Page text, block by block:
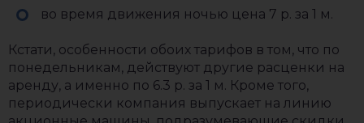
во время движения ночью цена 7 р. за 1 м.
Кстати, особенности обоих тарифов в том, что по
понедельникам, действуют другие расценки на
аренду, а именно по 6.3 р. за 1 м. Кроме того,
периодически компания выпускает на линию